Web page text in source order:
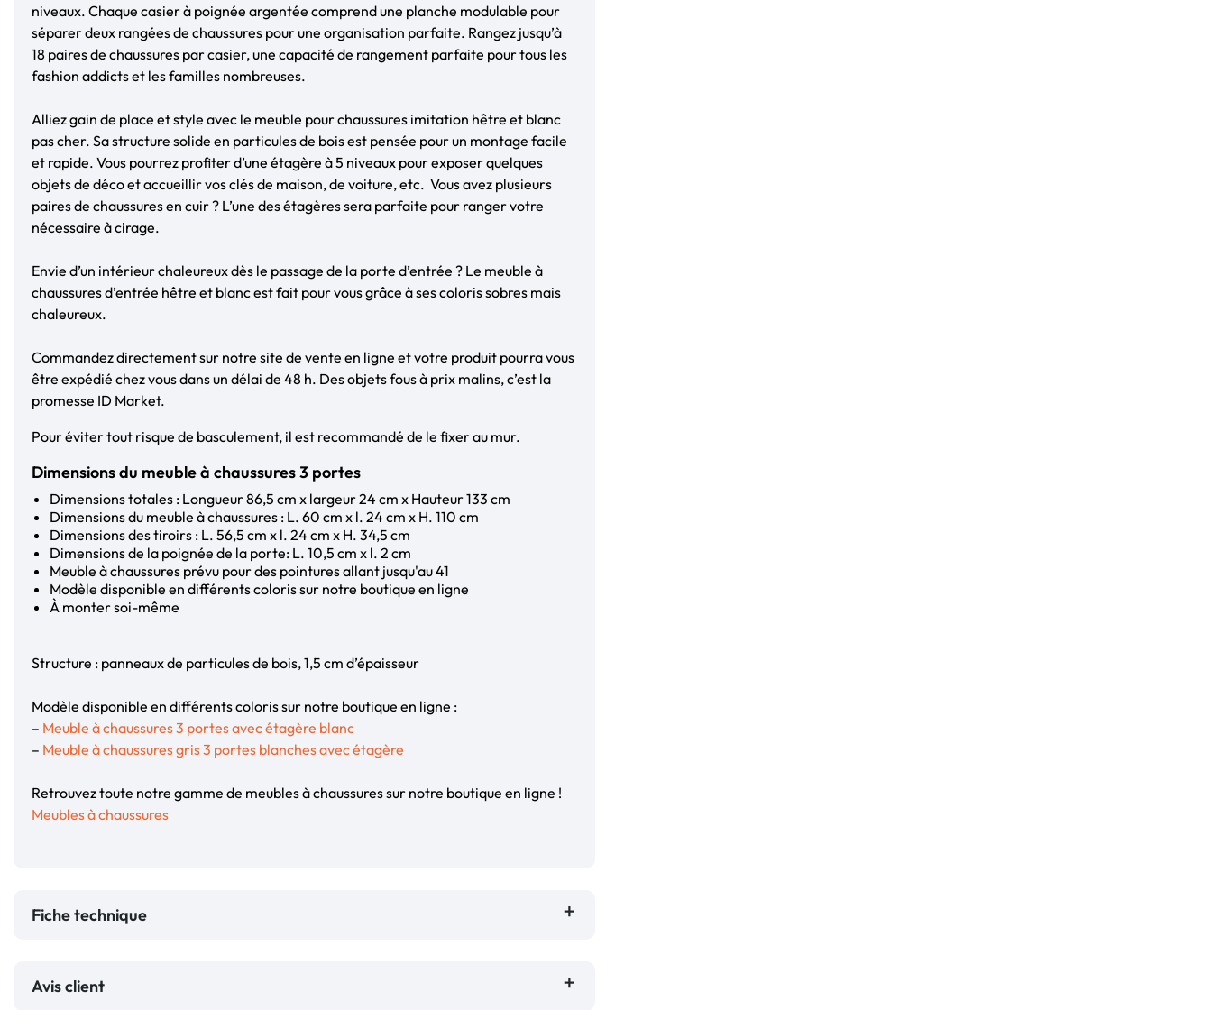
niveaux. Chaque casier à poignée argentée comprend une planche modulable pour
séparer deux rangées de chaussures pour une organisation parfaite. Rangez jusqu’à
18 paires de chaussures par casier, une capacité de rangement parfaite pour tous les
fashion addicts et les familles nombreuses.
Alliez gain de place et style avec le meuble pour chaussures imitation hêtre et blanc
pas cher. Sa structure solide en particules de bois est pensée pour un montage facile
et rapide. Vous pourrez profiter d’une étagère à 5 niveaux pour exposer quelques
objets de déco et accueillir vos clés de maison, de voiture, etc. Vous avez plusieurs
paires de chaussures en cuir ? L’une des étagères sera parfaite pour ranger votre
nécessaire à cirage.
Envie d’un intérieur chaleureux dès le passage de la porte d’entrée ? Le meuble à
chaussures d’entrée hêtre et blanc est fait pour vous grâce à ses coloris sobres mais
chaleureux.
Commandez directement sur notre site de vente en ligne et votre produit pourra vous
être expédié chez vous dans un délai de 48 h. Des objets fous à prix malins, c’est la
promesse ID Market.
Pour éviter tout risque de basculement, il est recommandé de le fixer au mur.
Dimensions du meuble à chaussures 3 portes
Dimensions totales : Longueur 86,5 cm x largeur 24 cm x Hauteur 133 cm
Dimensions du meuble à chaussures : L. 60 cm x l. 24 cm x H. 110 cm
Dimensions des tiroirs : L. 56,5 cm x l. 24 cm x H. 34,5 cm
Dimensions de la poignée de la porte: L. 10,5 cm x l. 2 cm
Meuble à chaussures prévu pour des pointures allant jusqu'au 41
Modèle disponible en différents coloris sur notre boutique en ligne
À monter soi-même
Structure : panneaux de particules de bois, 1,5 cm d’épaisseur
Modèle disponible en différents coloris sur notre boutique en ligne :
– Meuble à chaussures 3 portes avec étagère blanc
– Meuble à chaussures gris 3 portes blanches avec étagère
Retrouvez toute notre gamme de meubles à chaussures sur notre boutique en ligne !
Meubles à chaussures
Fiche technique
Avis client